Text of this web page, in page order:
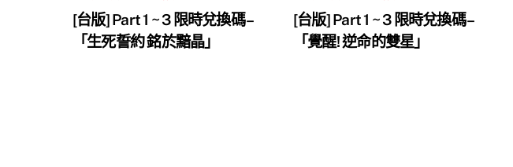
[台版] Part 1 ~ 3 限時兌換碼 –
「生死誓約 銘於黯晶」
[台版] Part 1 ~ 3 限時兌換碼 –
「覺醒! 逆命的雙星」